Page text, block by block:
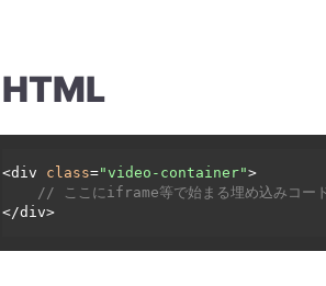
HTML
<div class="video-container">
// ここにiframe等で始まる埋め込みコー